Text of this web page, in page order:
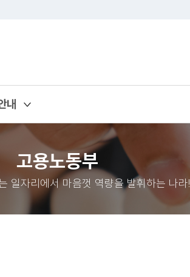
내
고용노동부
일자리에서 마음껏 역량을 발휘하는 나라!